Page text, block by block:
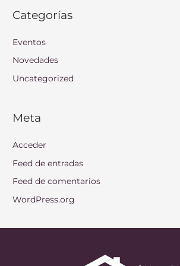
Categorías
Eventos
Novedades
Uncategorized
Meta
Acceder
Feed de entradas
Feed de comentarios
WordPress.org